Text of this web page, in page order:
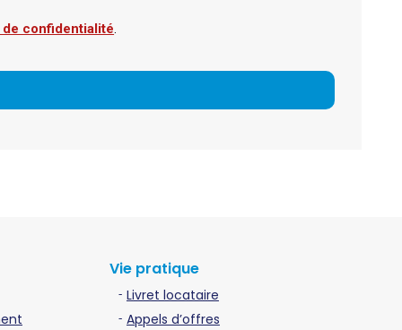
confidentialité.
Vie pratique
Livret locataire
Appels d’offres